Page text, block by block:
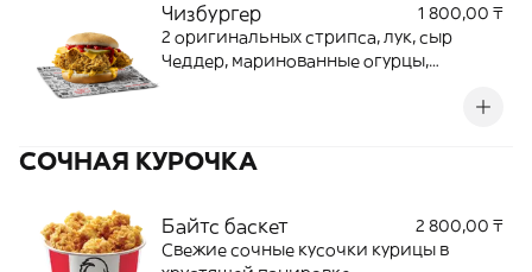
Чизбургер
1 800,00 ₸
2 оригинальных стрипса, лук, сыр
Чеддер, маринованные огурцы,
СОЧНАЯ КУРОЧКА
Байтс баскет
2 800,00 ₸
Свежие сочные кусочки курицы в